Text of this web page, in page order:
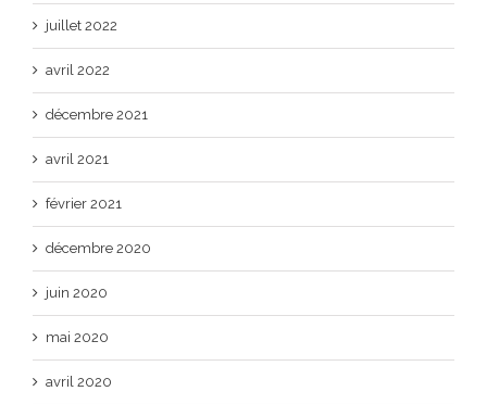
juillet 2022
avril 2022
décembre 2021
avril 2021
février 2021
décembre 2020
juin 2020
mai 2020
avril 2020